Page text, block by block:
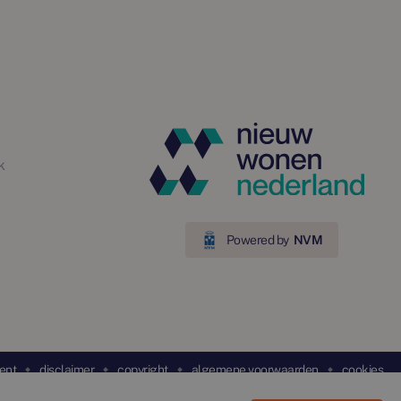
Powered by NVM
disclaimer copyright algemene voorwaarden cookies